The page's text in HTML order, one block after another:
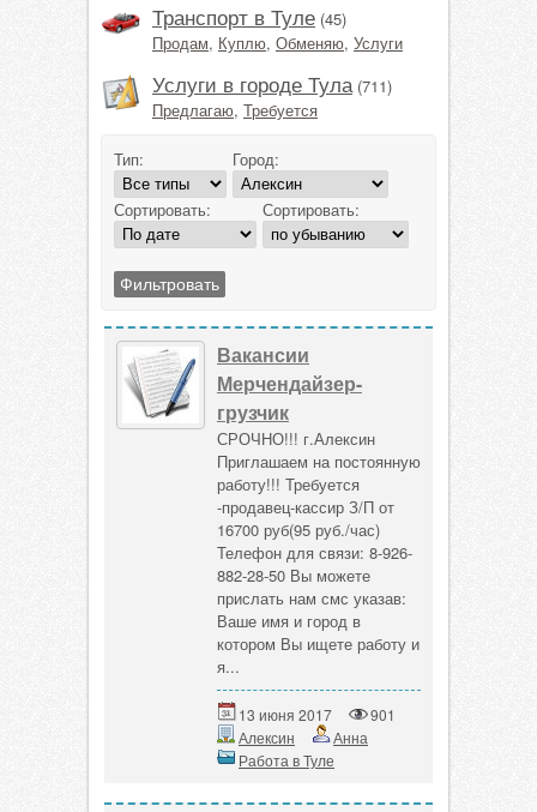
Транспорт в Туле (45)
Продам, Куплю, Обменяю, Услуги
Услуги в городе Тула (711)
Предлагаю, Требуется
Тип: Город:
Сортировать: Сортировать:
Вакансии
Мерчендайзер-
грузчик
СРОЧНО!!! г.Алексин
Приглашаем на постоянную
работу!!! Требуется
-продавец-кассир З/П от
16700 руб(95 руб./час)
Телефон для связи: 8-926-
882-28-50 Вы можете
прислать нам смс указав:
Ваше имя и город в
котором Вы ищете работу и
я...
13 июня 2017
901
Алексин
Анна
Работа в Туле